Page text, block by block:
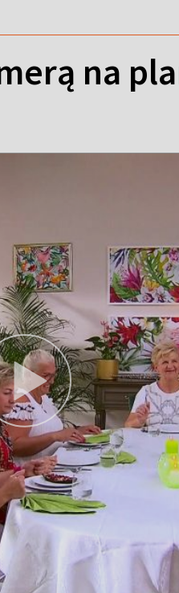
na